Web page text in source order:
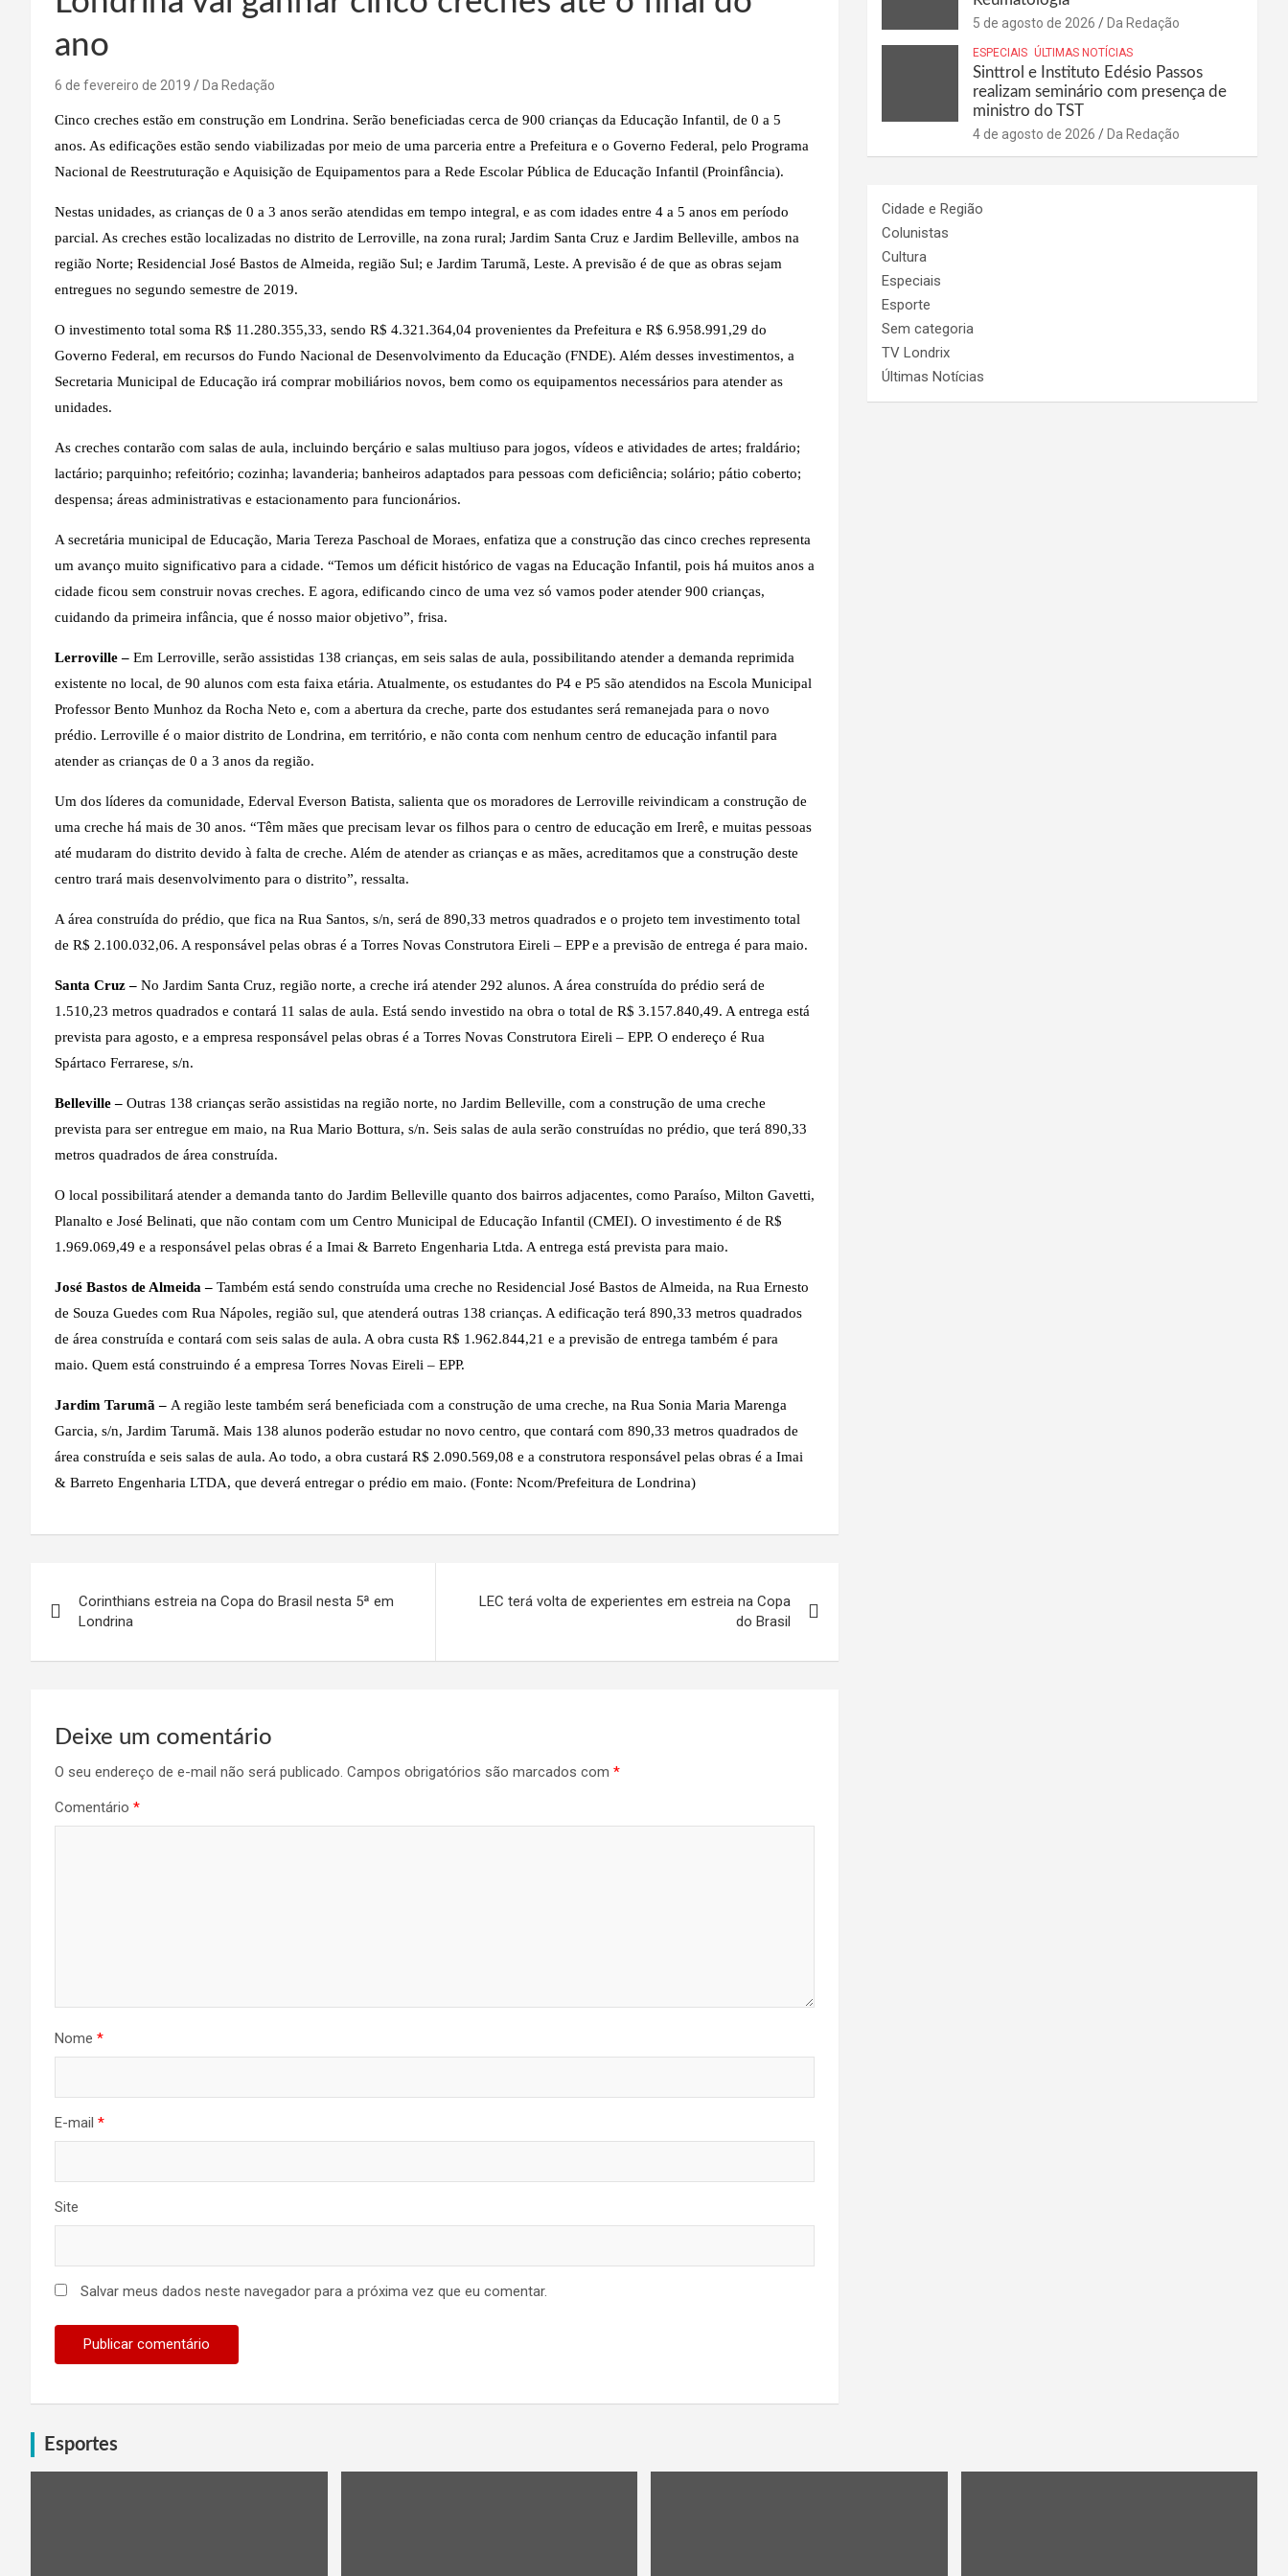
ano
6 de fevereiro de 2019 Da Redação
Cinco creches estão em construção em Londrina. Serão beneficiadas cerca de 900 crianças da Educação Infantil, de 0 a 5
anos. As edificações estão sendo viabilizadas por meio de uma parceria entre a Prefeitura e o Governo Federal, pelo Programa
Nacional de Reestruturação e Aquisição de Equipamentos para a Rede Escolar Pública de Educação Infantil (Proinfância).
Nestas unidades, as crianças de 0 a 3 anos serão atendidas em tempo integral, e as com idades entre 4 a 5 anos em período
parcial. As creches estão localizadas no distrito de Lerroville, na zona rural; Jardim Santa Cruz e Jardim Belleville, ambos na
região Norte; Residencial José Bastos de Almeida, região Sul; e Jardim Tarumã, Leste. A previsão é de que as obras sejam
entregues no segundo semestre de 2019.
O investimento total soma R$ 11.280.355,33, sendo R$ 4.321.364,04 provenientes da Prefeitura e R$ 6.958.991,29 do
Governo Federal, em recursos do Fundo Nacional de Desenvolvimento da Educação (FNDE). Além desses investimentos, a
Secretaria Municipal de Educação irá comprar mobiliários novos, bem como os equipamentos necessários para atender as
unidades.
As creches contarão com salas de aula, incluindo berçário e salas multiuso para jogos, vídeos e atividades de artes; fraldário;
lactário; parquinho; refeitório; cozinha; lavanderia; banheiros adaptados para pessoas com deficiência; solário; pátio coberto;
despensa; áreas administrativas e estacionamento para funcionários.
A secretária municipal de Educação, Maria Tereza Paschoal de Moraes, enfatiza que a construção das cinco creches representa
um avanço muito significativo para a cidade. “Temos um déficit histórico de vagas na Educação Infantil, pois há muitos anos a
cidade ficou sem construir novas creches. E agora, edificando cinco de uma vez só vamos poder atender 900 crianças,
cuidando da primeira infância, que é nosso maior objetivo”, frisa.
Lerroville – Em Lerroville, serão assistidas 138 crianças, em seis salas de aula, possibilitando atender a demanda reprimida
existente no local, de 90 alunos com esta faixa etária. Atualmente, os estudantes do P4 e P5 são atendidos na Escola Municipal
Professor Bento Munhoz da Rocha Neto e, com a abertura da creche, parte dos estudantes será remanejada para o novo
prédio. Lerroville é o maior distrito de Londrina, em território, e não conta com nenhum centro de educação infantil para
atender as crianças de 0 a 3 anos da região.
Um dos líderes da comunidade, Ederval Everson Batista, salienta que os moradores de Lerroville reivindicam a construção de
uma creche há mais de 30 anos. “Têm mães que precisam levar os filhos para o centro de educação em Irerê, e muitas pessoas
até mudaram do distrito devido à falta de creche. Além de atender as crianças e as mães, acreditamos que a construção deste
centro trará mais desenvolvimento para o distrito”, ressalta.
A área construída do prédio, que fica na Rua Santos, s/n, será de 890,33 metros quadrados e o projeto tem investimento total
de R$ 2.100.032,06. A responsável pelas obras é a Torres Novas Construtora Eireli – EPP e a previsão de entrega é para maio.
Santa Cruz – No Jardim Santa Cruz, região norte, a creche irá atender 292 alunos. A área construída do prédio será de
1.510,23 metros quadrados e contará 11 salas de aula. Está sendo investido na obra o total de R$ 3.157.840,49. A entrega está
prevista para agosto, e a empresa responsável pelas obras é a Torres Novas Construtora Eireli – EPP. O endereço é Rua
Spártaco Ferrarese, s/n.
Belleville – Outras 138 crianças serão assistidas na região norte, no Jardim Belleville, com a construção de uma creche
prevista para ser entregue em maio, na Rua Mario Bottura, s/n. Seis salas de aula serão construídas no prédio, que terá 890,33
metros quadrados de área construída.
O local possibilitará atender a demanda tanto do Jardim Belleville quanto dos bairros adjacentes, como Paraíso, Milton Gavetti,
Planalto e José Belinati, que não contam com um Centro Municipal de Educação Infantil (CMEI). O investimento é de R$
1.969.069,49 e a responsável pelas obras é a Imai & Barreto Engenharia Ltda. A entrega está prevista para maio.
José Bastos de Almeida – Também está sendo construída uma creche no Residencial José Bastos de Almeida, na Rua Ernesto
de Souza Guedes com Rua Nápoles, região sul, que atenderá outras 138 crianças. A edificação terá 890,33 metros quadrados
de área construída e contará com seis salas de aula. A obra custa R$ 1.962.844,21 e a previsão de entrega também é para
maio. Quem está construindo é a empresa Torres Novas Eireli – EPP.
Jardim Tarumã – A região leste também será beneficiada com a construção de uma creche, na Rua Sonia Maria Marenga
Garcia, s/n, Jardim Tarumã. Mais 138 alunos poderão estudar no novo centro, que contará com 890,33 metros quadrados de
área construída e seis salas de aula. Ao todo, a obra custará R$ 2.090.569,08 e a construtora responsável pelas obras é a Imai
& Barreto Engenharia LTDA, que deverá entregar o prédio em maio. (Fonte: Ncom/Prefeitura de Londrina)
de
Post
Corinthians estreia na Copa do Brasil nesta 5ª em
Londrina
LEC terá volta de experientes em estreia na Copa
do Brasil
Deixe um comentário
O seu endereço de e-mail não será publicado. Campos obrigatórios são marcados com *
Comentário *
Nome *
E-mail *
Site
Salvar meus dados neste navegador para a próxima vez que eu comentar.
5 de agosto de 2026 Da Redação
ESPECIAIS ÚLTIMAS NOTÍCIAS
Sinttrol e Instituto Edésio Passos
realizam seminário com presença de
ministro do TST
4 de agosto de 2026 Da Redação
Cidade e Região
Colunistas
Cultura
Especiais
Esporte
Sem categoria
TV Londrix
Últimas Notícias
Esportes